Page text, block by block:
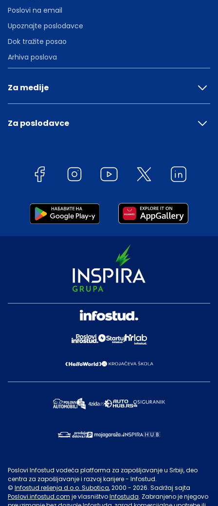
Poslovi na email
Upoznajte poslodavce
Dok tražite posao
Arhiva poslova
Za medije
Za poslodavce
Poslovi Infostud vodeća platforma za zapošljavanje u Srbiji, deo
centra za zapošljavanje i razvoj karijere - Infostud.
© Infostud rešenja d.o.o. Subotica, 2000 - 2026. Sadržaj sajta
Poslovi.infostud.com je vlasništvoInfostuda. Zabranjeno je njegovo